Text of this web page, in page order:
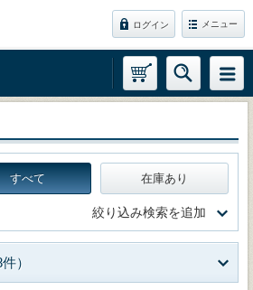
ログイン メニュー
すべて 在庫あり
絞り込み検索を追加
）